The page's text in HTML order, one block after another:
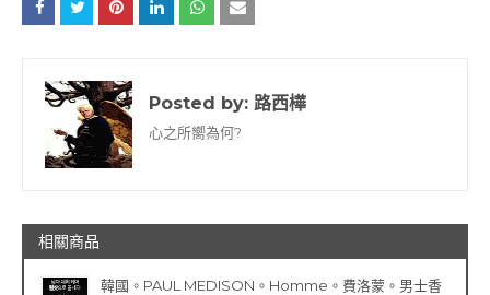
Posted by: 路西樺
心之所嚮為何?
相關商品
韓國。PAUL MEDISON。Homme。費洛蒙。男士香